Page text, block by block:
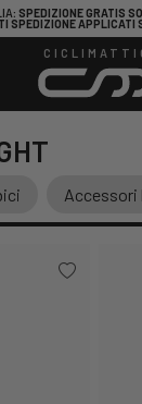
: SPEDIZIONE GRATIS
SPEDIZIONE APPLICATI
Accessori